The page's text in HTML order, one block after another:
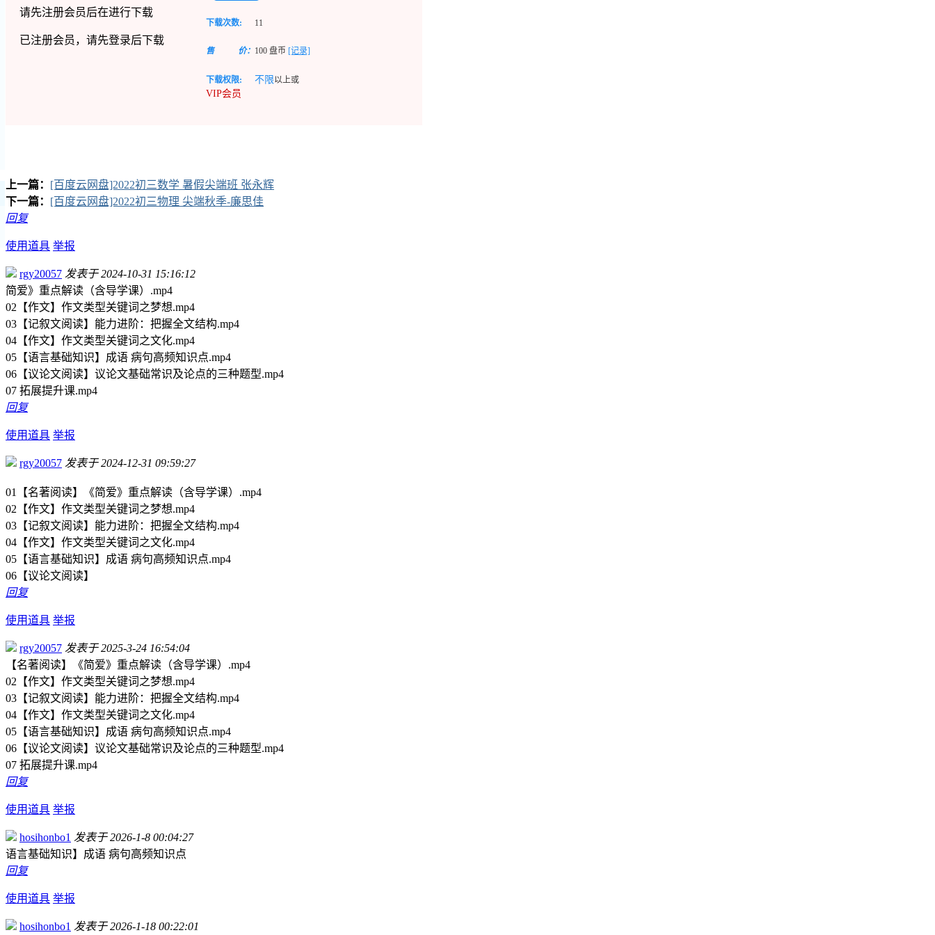
请先注册会员后在进行下载
已注册会员，请先登录后下载
下载次数: 11
售 价： 100 盘币 [记录]
下载权限: 不限以上或
VIP会员
上一篇： [百度云网盘]2022初三数学 暑假尖端班 张永辉
下一篇： [百度云网盘]2022初三物理 尖端秋季-廉思佳
回复
使用道具 举报
rgy20057 发表于 2024-10-31 15:16:12
简爱》重点解读（含导学课）.mp4
02【作文】作文类型关键词之梦想.mp4
03【记叙文阅读】能力进阶：把握全文结构.mp4
04【作文】作文类型关键词之文化.mp4
05【语言基础知识】成语 病句高频知识点.mp4
06【议论文阅读】议论文基础常识及论点的三种题型.mp4
07 拓展提升课.mp4
回复
使用道具 举报
rgy20057 发表于 2024-12-31 09:59:27
01【名著阅读】《简爱》重点解读（含导学课）.mp4
02【作文】作文类型关键词之梦想.mp4
03【记叙文阅读】能力进阶：把握全文结构.mp4
04【作文】作文类型关键词之文化.mp4
05【语言基础知识】成语 病句高频知识点.mp4
06【议论文阅读】
回复
使用道具 举报
rgy20057 发表于 2025-3-24 16:54:04
【名著阅读】《简爱》重点解读（含导学课）.mp4
02【作文】作文类型关键词之梦想.mp4
03【记叙文阅读】能力进阶：把握全文结构.mp4
04【作文】作文类型关键词之文化.mp4
05【语言基础知识】成语 病句高频知识点.mp4
06【议论文阅读】议论文基础常识及论点的三种题型.mp4
07 拓展提升课.mp4
回复
使用道具 举报
hosihonbo1 发表于 2026-1-8 00:04:27
语言基础知识】成语 病句高频知识点
回复
使用道具 举报
hosihonbo1 发表于 2026-1-18 00:22:01